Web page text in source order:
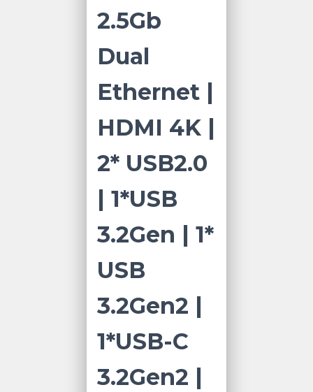
2.5Gb
Dual
Ethernet |
HDMI 4K |
2* USB2.0
| 1*USB
3.2Gen | 1*
USB
3.2Gen2 |
1*USB-C
3.2Gen2 |